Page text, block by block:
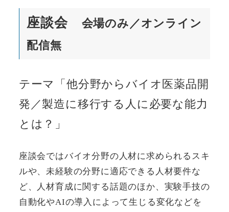
座談会 会場のみ／オンライン
配信無
テーマ「他分野からバイオ医薬品開
発／製造に移行する人に必要な能力
とは？」
座談会ではバイオ分野の人材に求められるスキ
ルや、未経験の分野に適応できる人材要件な
ど、人材育成に関する話題のほか、実験手技の
自動化やAIの導入によって生じる変化などを